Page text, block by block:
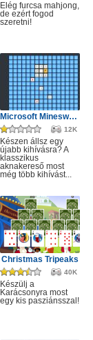
Elég furcsa mahjong,
de ezért fogod
szeretni!
Microsoft Minesweeper
12K
Készen állsz egy
újabb kihívásra? A
klasszikus
aknakereső most
még több kihívást...
Christmas Tripeaks
40K
Készülj a
Karácsonyra most
egy kis pasziánsszal!